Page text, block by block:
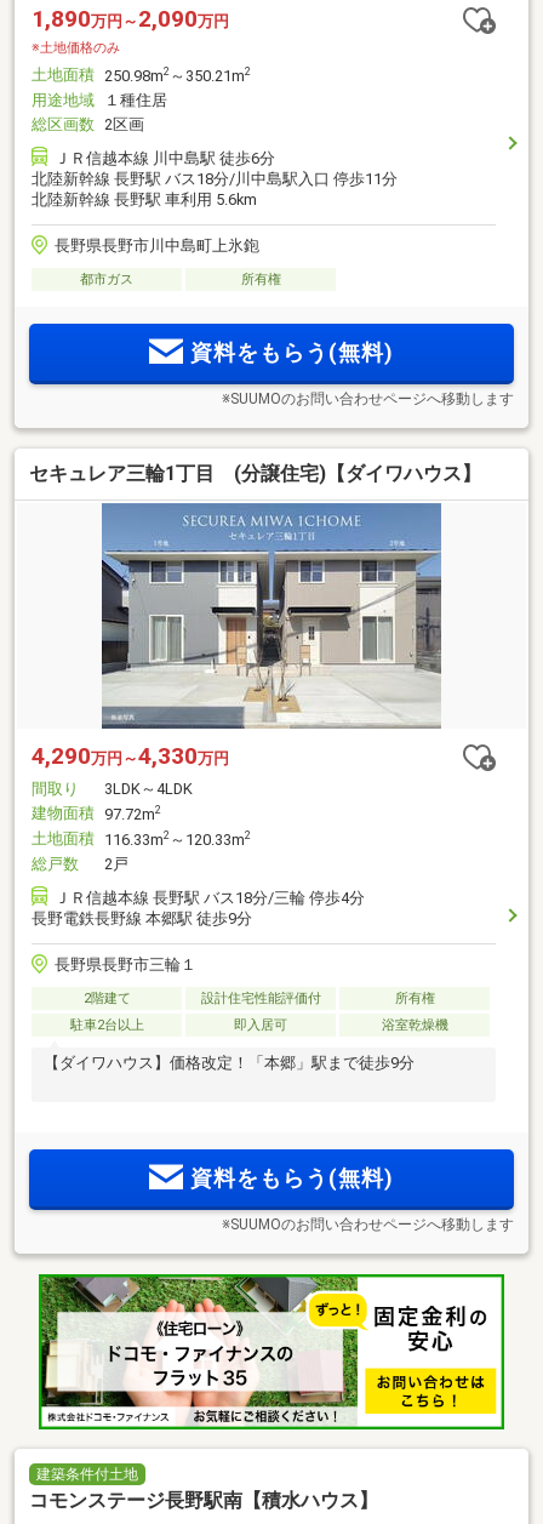
1,890万円～ 2,090万円
※土地価格のみ
土地面積 250.98m2 ～350.21m2
用途地域
１種住居
総区画数 2区画
ＪＲ信越本線 川中島駅 徒歩6分
北陸新幹線 長野駅 バス18分/川中島駅入口 停歩11分
北陸新幹線 長野駅 車利用 5.6km
長野県長野市川中島町上氷鉋
都市ガス 所有権
資料をもらう(無料)
※SUUMOのお問い合わせページへ移動します
セキュレア三輪1丁目 (分譲住宅)【ダイワハウス】
4,290万円～4,330万円
間取り
3LDK～4LDK
建物面積 97.72m2
土地面積 116.33m2 ～120.33m2
総戸数
2戸
ＪＲ信越本線 長野駅 バス18分/三輪 停歩4分
長野電鉄長野線 本郷駅 徒歩9分
長野県長野市三輪１
2階建て 設計住宅性能評価付
所有権
駐車2台以上
即入居可 浴室乾燥機
【ダイワハウス】価格改定！「本郷」駅まで徒歩9分
資料をもらう(無料)
※SUUMOのお問い合わせページへ移動します
建築条件付土地
コモンステージ長野駅南【積水ハウス】